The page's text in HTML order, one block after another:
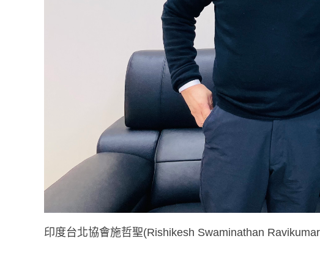
印度台北協會施哲聖(Rishikesh Swaminathan